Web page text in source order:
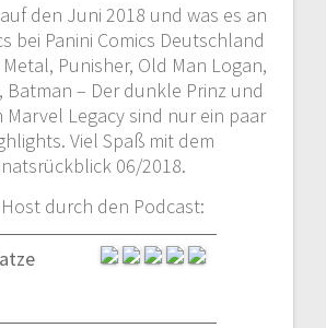
den Juni 2018 und was es an
bei Panini Comics Deutschland
Punisher, Old Man Logan,
Batman – Der dunkle Prinz und
Marvel Legacy sind nur ein paar
Viel Spaß mit dem
06/2018.
durch den Podcast: